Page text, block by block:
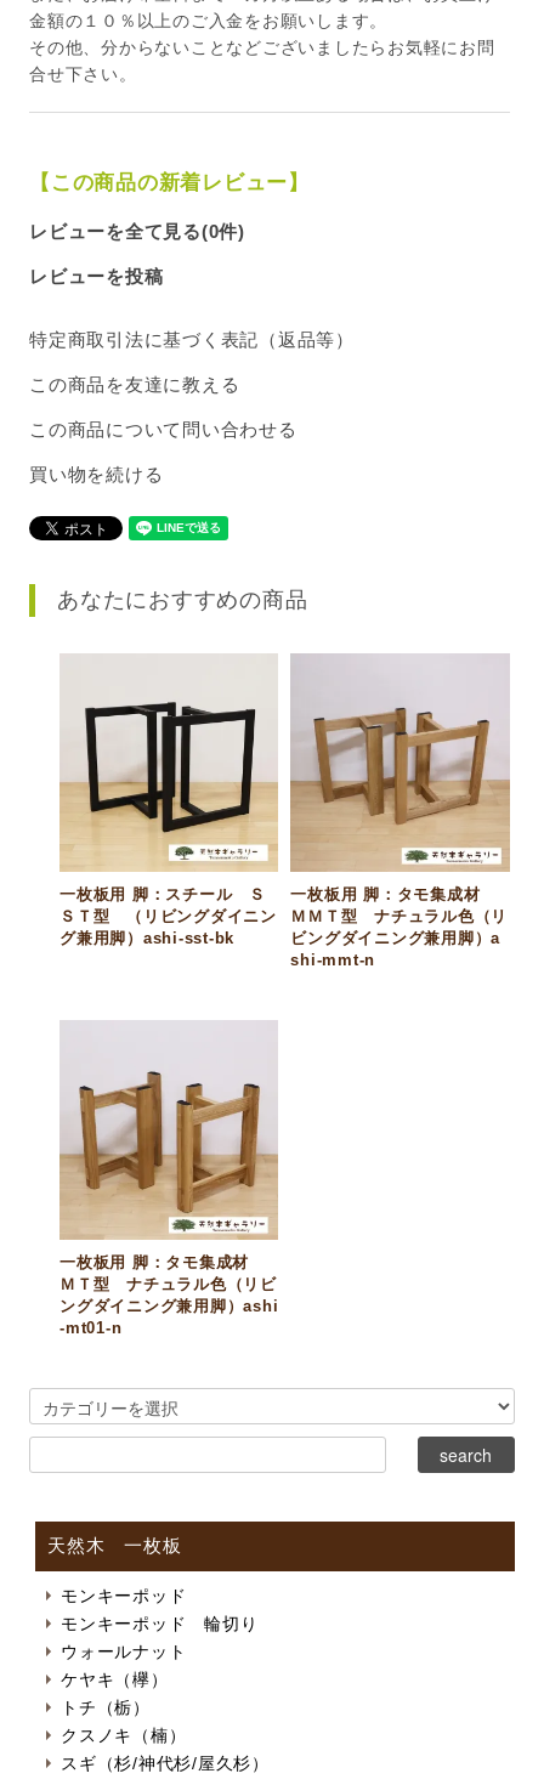
金額の１０％以上のご入金をお願いします。
その他、分からないことなどございましたらお気軽にお問
合せ下さい。
【この商品の新着レビュー】
レビューを全て見る(0件)
レビューを投稿
特定商取引法に基づく表記（返品等）
この商品を友達に教える
この商品について問い合わせる
買い物を続ける
あなたにおすすめの商品
一枚板用 脚：スチール Ｓ
ＳＴ型 （リビングダイニン
グ兼用脚）ashi-sst-bk
一枚板用 脚：タモ集成材
ＭＭＴ型 ナチュラル色（リ
ビングダイニング兼用脚）a
shi-mmt-n
一枚板用 脚：タモ集成材
ＭＴ型 ナチュラル色（リビ
ングダイニング兼用脚）ashi
-mt01-n
天然木 一枚板
モンキーポッド
モンキーポッド 輪切り
ウォールナット
ケヤキ（欅）
トチ（栃）
クスノキ（楠）
スギ（杉/神代杉/屋久杉）